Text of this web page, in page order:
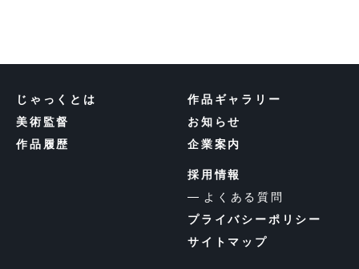
じゃっくとは
美術監督
作品履歴
作品ギャラリー
お知らせ
企業案内
採用情報
よくある質問
プライバシーポリシー
サイトマップ